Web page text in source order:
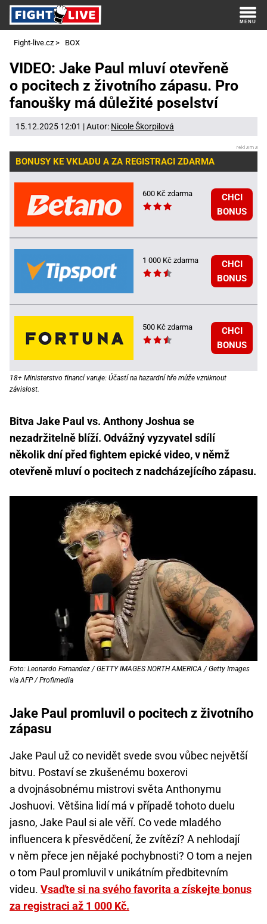
Fight-live.cz > BOX
VIDEO: Jake Paul mluví otevřeně
o pocitech z životního zápasu. Pro
fanoušky má důležité poselství
15.12.2025 12:01 | Autor: Nicole Škorpilová
BONUSY KE VKLADU A ZA REGISTRACI ZDARMA
600 Kč zdarma
CHCI
BONUS
1 000 Kč zdarma
CHCI
BONUS
500 Kč zdarma
CHCI
BONUS
18+ Ministerstvo financí varuje: Účastí na hazardní hře může vzniknout
závislost.
Bitva Jake Paul vs. Anthony Joshua se
nezadržitelně blíží. Odvážný vyzyvatel sdílí
několik dní před fightem epické video, v němž
otevřeně mluví o pocitech z nadcházejícího zápasu.
Foto: Leonardo Fernandez / GETTY IMAGES NORTH AMERICA / Getty Images
via AFP / Profimedia
Jake Paul promluvil o pocitech z životního
zápasu
Jake Paul už co nevidět svede svou vůbec největší
bitvu. Postaví se zkušenému boxerovi
a dvojnásobnému mistrovi světa Anthonymu
Joshuovi. Většina lidí má v případě tohoto duelu
jasno, Jake Paul si ale věří. Co vede mladého
influencera k přesvědčení, že zvítězí? A nehlodají
v něm přece jen nějaké pochybnosti? O tom a nejen
o tom Paul promluvil v unikátním předbitevním
videu. Vsaďte si na svého favorita a získejte bonus
za registraci až 1 000 Kč.